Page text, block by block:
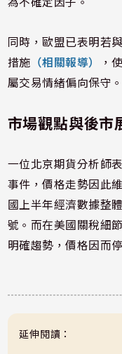
同時，歐盟已表明若
措施 （相關報導）
，
屬交易情緒偏向保守。
市場觀點與後市
一位北京期貨分析師
事件，價格走勢因此
國上半年經濟數據整
號。而在美國關稅細
明確趨勢，價格因而
延伸閱讀：